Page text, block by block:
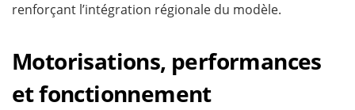
renforçant l’intégration régionale du modèle.
Motorisations, performances
et fonctionnement